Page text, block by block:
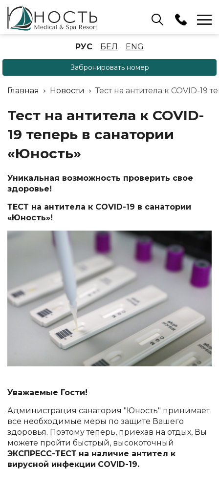
Бассейн
+375 (17) 503 93 22
Аренда беседок
+375 (33) 902 35 07
Отдел бронирования
+375 (17) 503 91 10
РУС БЕЛ ENG
Забронировать номер
Главная Новости Тест на антитела к COVID-19
Тест на антитела к COVID-
19 теперь в санатории
«Юность»
Уникальная возможность проверить свое
здоровье!
ТЕСТ на антитела к COVID-19 в санатории
«Юность»!
Уважаемые Гости!
Администрация санатория "Юность" принимает
все необходимые меры по защите Вашего
здоровья. Поэтому теперь, приехав на отдых, Вы
можете пройти быстрый, высокоточный
ЭКСПРЕСС-ТЕСТ на наличие антител к
вирусной инфекции COVID-19.